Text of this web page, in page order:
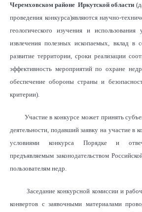
Черемховском районе Иркутской области
проведения конкурса)являются научно-
геологического изучения и использования
извлечения полезных ископаемых, вклад в
развитие территории, сроки реализации
эффективность мероприятий по охране
обеспечение обороны страны и
критерии).
Участие в конкурсе может принять
деятельности, подавший заявку на участие в
условиями конкурса Порядке и
предъявляемым законодательством
пользователям недр.
Заседание конкурсной комиссии и
конвертов с заявочными материалами